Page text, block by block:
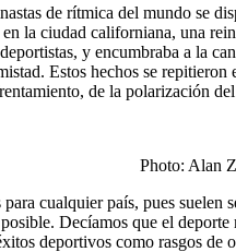
de rítmica del mundo
la ciudad californiana, una
y encumbraba a la
Estos hechos se
de la polarización
Photo: Alan
cualquier país, pues
Decíamos que el
deportivos como rasgos de